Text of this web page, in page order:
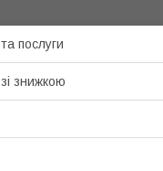
послуги
знижкою